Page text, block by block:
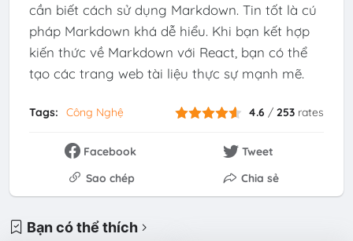
cần biết cách sử dụng Markdown. Tin tốt là cú
pháp Markdown khá dễ hiểu. Khi bạn kết hợp
kiến ​​thức về Markdown với React, bạn có thể
tạo các trang web tài liệu thực sự mạnh mẽ.
Tags: Công Nghệ 4.6 /253 rates
Facebook
Tweet
Sao chép
Chia sẻ
Bạn có thể thích